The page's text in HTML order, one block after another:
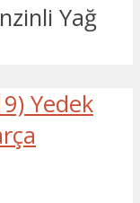
Yağ
Yedek